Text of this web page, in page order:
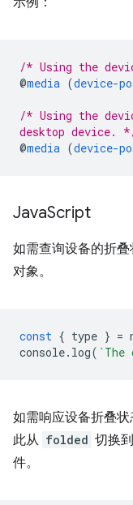
/* Using the
@media (device-
/* Using the
desktop device.
@media (device-
JavaScript
如需查询设备的折
对象。
const { type } =
console. log(
如需响应设备折叠
此从 folded 切换到
件。